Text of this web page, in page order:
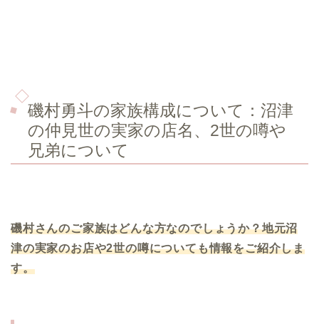
磯村勇斗の家族構成について： 沼津
の仲見世の実家の店名、 2世の噂や
兄弟について
磯村さんのご家族はどんな方なのでしょうか？地元沼
津の実家のお店や2世の噂についても情報をご紹介しま
す。